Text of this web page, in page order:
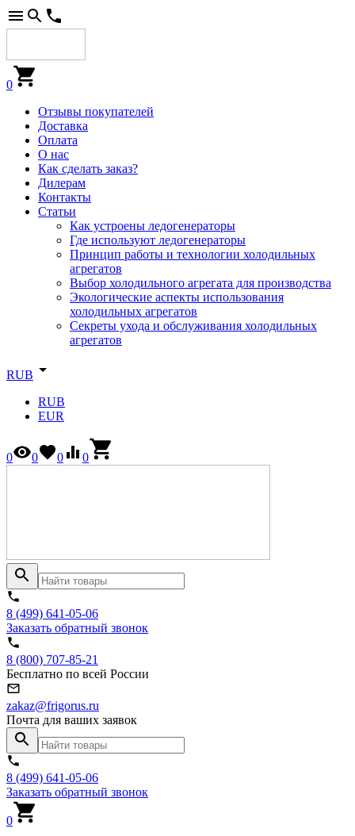
0
Отзывы покупателей
Доставка
Оплата
О нас
Как сделать заказ?
Дилерам
Контакты
Статьи
Как устроены ледогенераторы
Где используют ледогенераторы
Принцип работы и технологии холодильных
агрегатов
Выбор холодильного агрегата для производства
Экологические аспекты использования
холодильных агрегатов
Секреты ухода и обслуживания холодильных
агрегатов
RUB
RUB
EUR
0 0 0 0
8 (499) 641-05-06
Заказать обратный звонок
8 (800) 707-85-21
Бесплатно по всей России
zakaz@frigorus.ru
Почта для ваших заявок
8 (499) 641-05-06
Заказать обратный звонок
0